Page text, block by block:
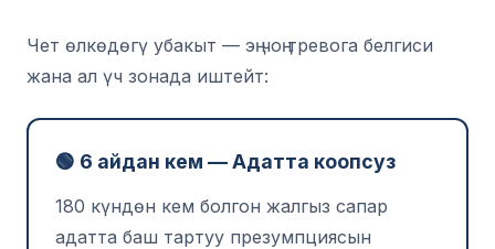
Чет өлкөдөгү убакыт — эң чоң тревога белгиси
жана ал үч зонада иштейт:
🟢 6 айдан кем — Адатта коопсуз
180 күндөн кем болгон жалгыз сапар
адатта баш тартуу презумпциясын